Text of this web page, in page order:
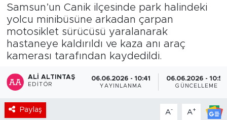
Samsun’un Canik ilçesinde park halindeki
yolcu minibüsüne arkadan çarpan
motosiklet sürücüsü yaralanarak
hastaneye kaldırıldı ve kaza anı araç
kamerası tarafından kaydedildi.
ALI ALTINTAŞ
EDITÖR
06.06.2026 - 10:41
YAYINLANMA
06.06.2026 - 10:50
GÜNCELLEME
Paylaş A- A+